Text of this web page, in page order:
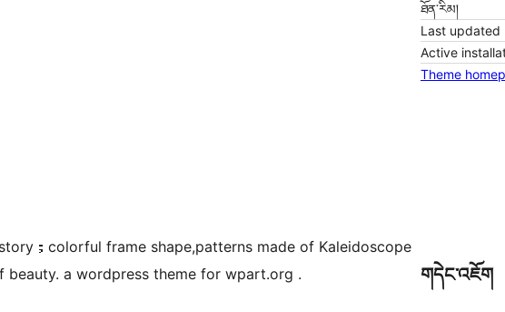
ཐོན་རིམ།
Last updated
Active
Theme
；colorful frame shape,patterns made of Kaleidoscope
a wordpress theme for wpart.org .
གདེང་འཇོག